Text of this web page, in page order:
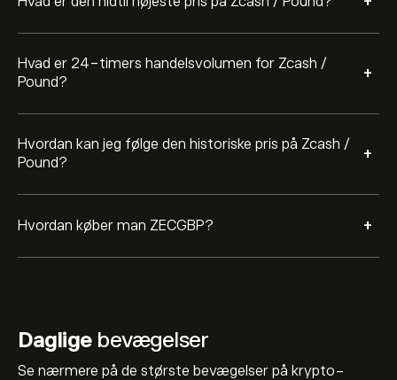
Hvad er 24-timers handelsvolumen for Zcash /
Pound?
+
Hvordan kan jeg følge den historiske pris på Zcash /
Pound?
+
Hvordan køber man ZECGBP? +
Dagligebevægelser
Se nærmere på de største bevægelser på krypto-